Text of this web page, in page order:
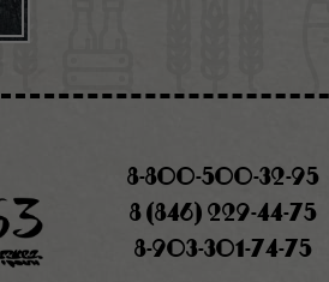
8-800-500-32-95
8 (846) 229-44-75
8-903-301-74-75